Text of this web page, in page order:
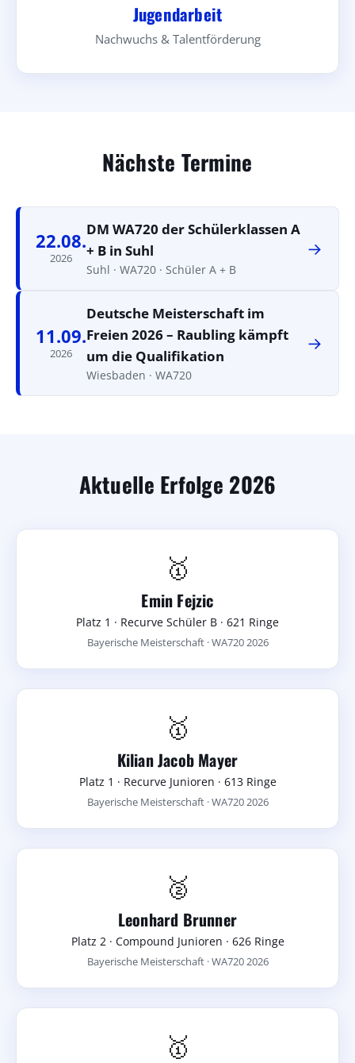
Jugendarbeit
Nachwuchs & Talentförderung
Nächste Termine
22.08.
2026
DM WA720 der Schülerklassen A
+ B in Suhl
Suhl · WA720 · Schüler A + B
→
11.09.
2026
Deutsche Meisterschaft im
Freien 2026 – Raubling kämpft
um die Qualifikation
Wiesbaden · WA720
→
Aktuelle Erfolge 2026
🥇
Emin Fejzic
Platz 1 · Recurve Schüler B · 621 Ringe
Bayerische Meisterschaft · WA720 2026
🥇
Kilian Jacob Mayer
Platz 1 · Recurve Junioren · 613 Ringe
Bayerische Meisterschaft · WA720 2026
🥈
Leonhard Brunner
Platz 2 · Compound Junioren · 626 Ringe
Bayerische Meisterschaft · WA720 2026
🥇